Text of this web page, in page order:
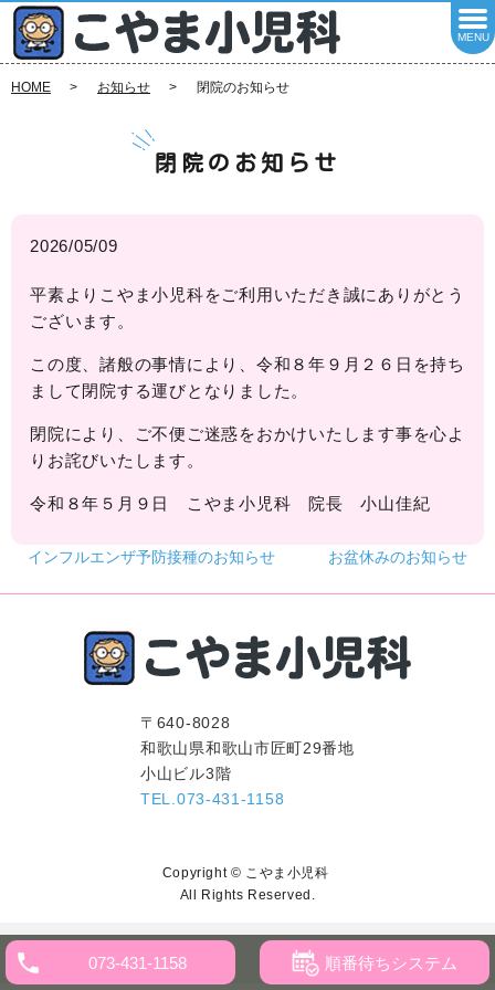
MENU
HOME お知らせ 閉院のお知らせ
閉院のお知らせ
2026/05/09
平素よりこやま小児科をご利用いただき誠にありがとう
ございます。
この度、諸般の事情により、令和８年９月２６日を持ち
まして閉院する運びとなりました。
閉院により、ご不便ご迷惑をおかけいたします事を心よ
りお詫びいたします。
令和８年５月９日 こやま小児科 院長 小山佳紀
インフルエンザ予防接種のお知らせ お盆休みのお知らせ
順番待ちシステム
〒640-8028
和歌山県和歌山市匠町29番地
小山ビル3階
TEL.073-431-1158
Copyright © こやま小児科
All Rights Reserved.